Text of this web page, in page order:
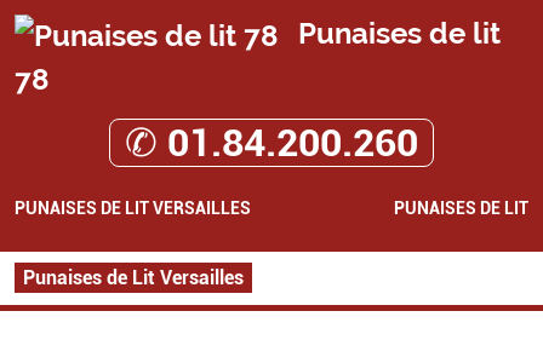
Punaises de lit
78
✆ 01.84.200.260
PUNAISES DE LIT VERSAILLES PUNAISES DE LIT
Punaises de Lit Versailles